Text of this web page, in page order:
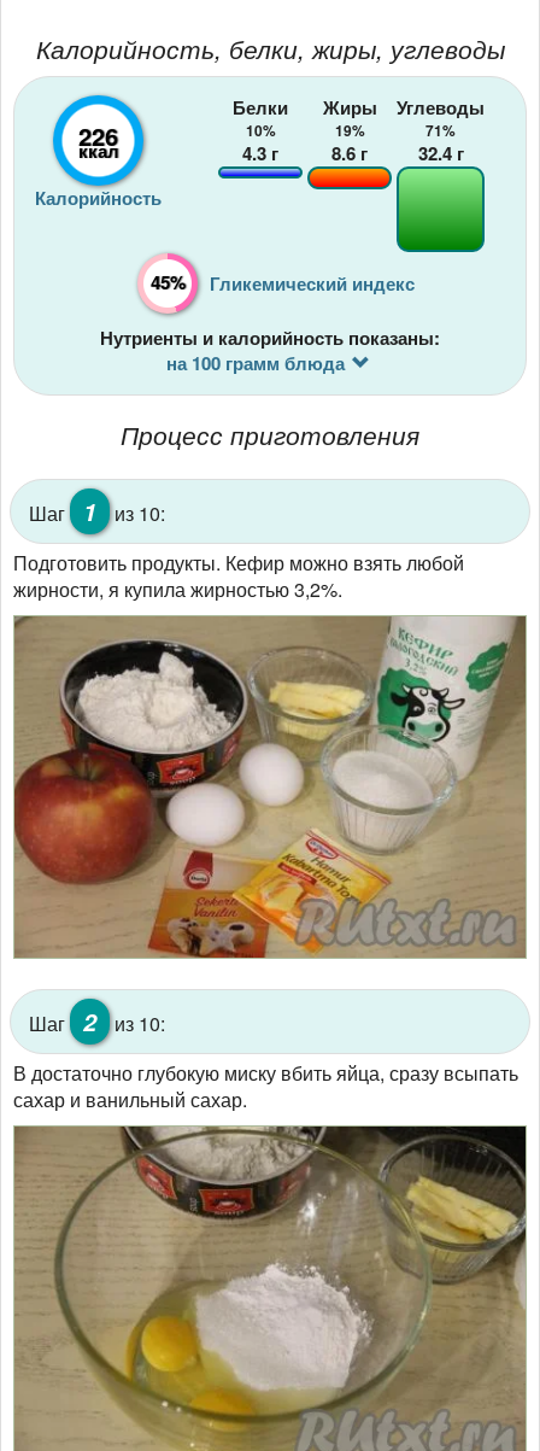
Калорийность, белки, жиры, углеводы
226
ккал
Калорийность
Белки
10%
4.3 г
Жиры
19%
8.6 г
Углеводы
71%
32.4г
45% Гликемический индекс
Нутриенты и калорийность показаны:
на 100 грамм блюда
Процесс приготовления
Шаг 1
из 10:
Подготовить продукты. Кефир можно взять любой
жирности, я купила жирностью 3,2%.
Шаг 2
из 10:
В достаточно глубокую миску вбить яйца, сразу всыпать
сахар и ванильный сахар.